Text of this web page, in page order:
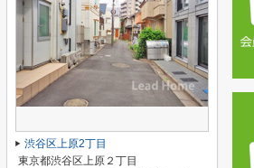
渋谷区上原2丁目
東京都渋谷区上原２丁目